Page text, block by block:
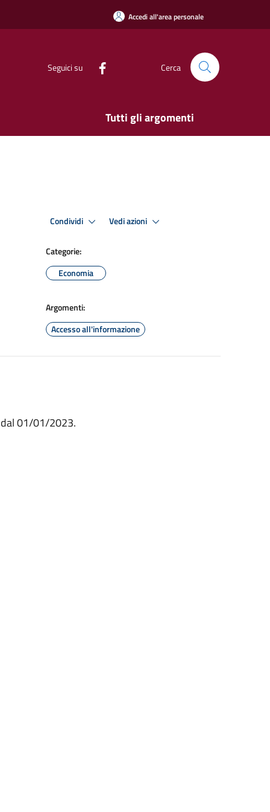
Accedi all'area personale
Seguici su Cerca
Tutti gli argomenti
Condividi Vedi azioni
Categorie:
Economia
Argomenti:
Accesso all'informazione
01/01/2023.